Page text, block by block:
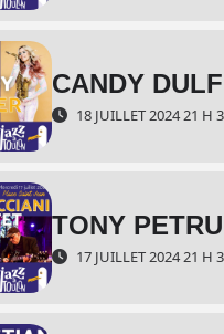
CANDY
18 JUILLET 2024 21 H
TONY
17 JUILLET 2024 21 H